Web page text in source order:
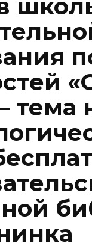
тема